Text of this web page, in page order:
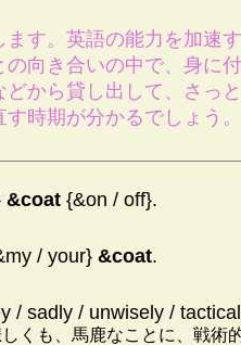
す。英語の能力を加速
向き合いの中で、身に
から貸し出して、さっ
時期が分かるでしょう。
&coat {&on / off}.
/ your} &coat.
/ sadly / unwisely /
くも、馬鹿なことに、戦術